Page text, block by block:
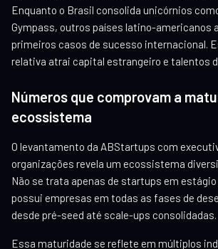
Enquanto o Brasil consolida unicórnios
Gympass, outros países latino-americanos
primeiros casos de sucesso internacional.
relativa atrai capital estrangeiro e talentos
Números que comprovam a
ecossistema
O levantamento da ABStartups com
organizações revela um ecossistema
Não se trata apenas de startups em
possui empresas em todas as fases de
desde pré-seed até scale-ups consolidadas.
Essa maturidade se reflete em múltiplos